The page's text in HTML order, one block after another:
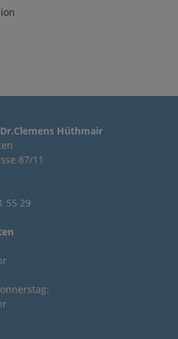
Hüthmair
87/11
55 29